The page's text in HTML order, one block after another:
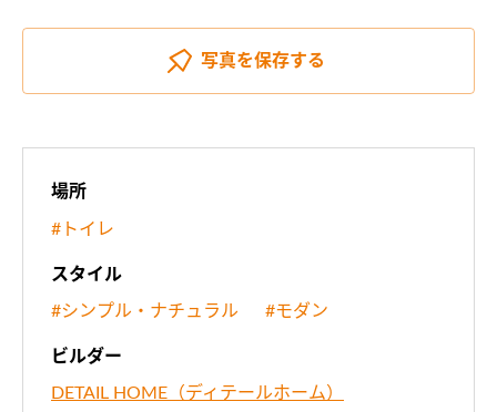
写真を保存する
場所
#トイレ
スタイル
#シンプル・ナチュラル #モダン
ビルダー
DETAIL HOME（ディテールホーム）